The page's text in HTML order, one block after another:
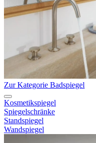
Zur Kategorie Badspiegel
Kosmetikspiegel
Spiegelschränke
Standspiegel
Wandspiegel